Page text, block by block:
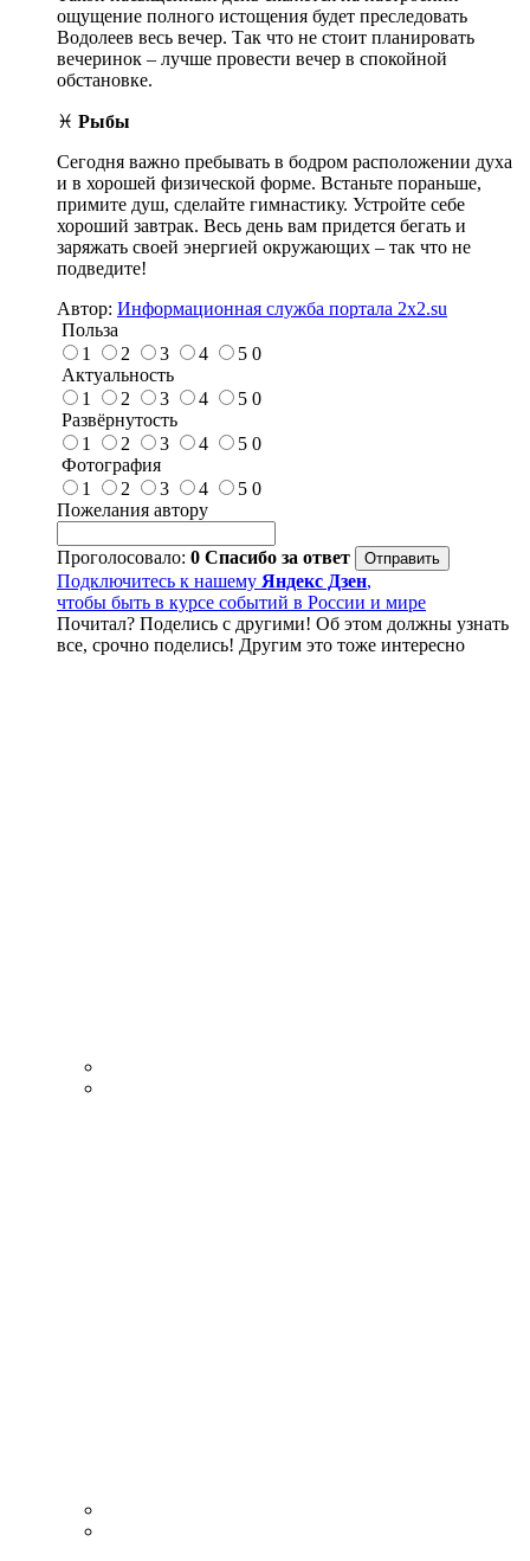
ощущение полного истощения будет преследовать
Водолеев весь вечер. Так что не стоит планировать
вечеринок – лучше провести вечер в спокойной
обстановке.
♓ Рыбы
Сегодня важно пребывать в бодром расположении духа
и в хорошей физической форме. Встаньте пораньше,
примите душ, сделайте гимнастику. Устройте себе
хороший завтрак. Весь день вам придется бегать и
заряжать своей энергией окружающих – так что не
подведите!
Автор: Информационная служба портала 2x2.su
Польза
1
2 3 4 5 0
Актуальность
1
2 3 4 5 0
Развёрнутость
1
2 3 4 5 0
Фотография
1
2 3 4 5 0
Пожелания автору
Проголосовало: 0 Спасибо за ответ
Подключитесь к нашему Яндекс Дзен,
чтобы быть в курсе событий в России и мире
Почитал? Поделись с другими! Об этом должны узнать
все, срочно поделись! Другим это тоже интересно